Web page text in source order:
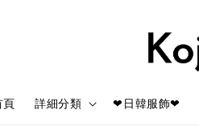
頁 詳細分類 ❤日韓服飾❤